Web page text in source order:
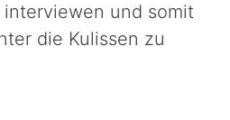
interviewen und somit
die Kulissen zu